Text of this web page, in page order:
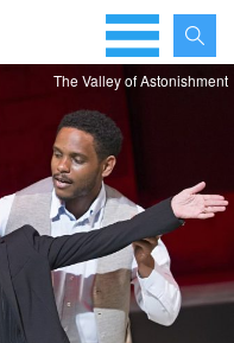
The Valley of Astonishment